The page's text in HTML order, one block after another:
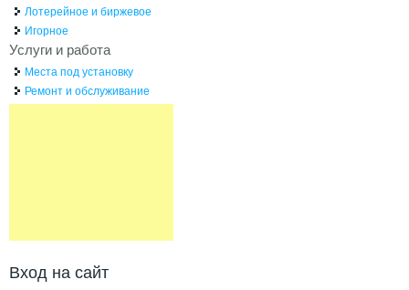
Лотерейное и биржевое
Игорное
Услуги и работа
Места под установку
Ремонт и обслуживание
Вход на сайт